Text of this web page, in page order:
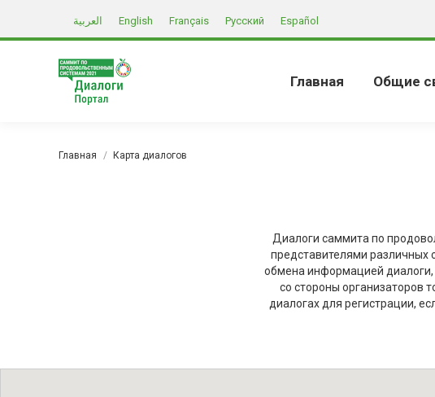
العربية English Français Русский Español
Главная Общие
Вы здесь:
Главная Карта диалогов
Диалоги саммита по
представителями различных
обмена информацией диалоги,
со стороны организаторов
диалогах для регистрации,